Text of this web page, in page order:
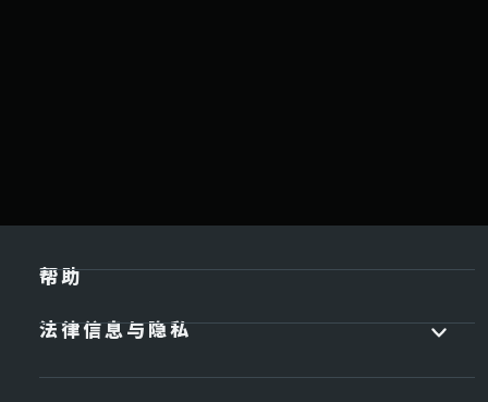
帮助
法律信息与隐私